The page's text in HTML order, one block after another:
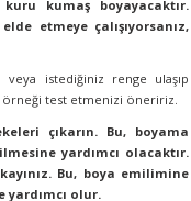
kuru kumaş boyayacaktır.
etmeye çalışıyorsanız,
veya istediğiniz renge ulaşıp
örneği test etmenizi öneririz.
çıkarın. Bu, boyama
yardımcı olacaktır.
Bu, boya emilimine
olur.